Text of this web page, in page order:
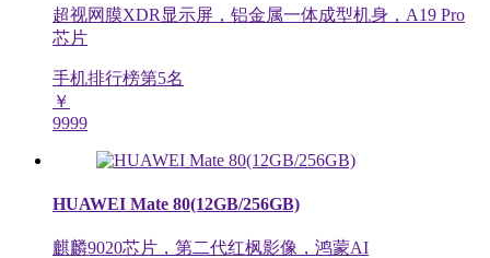
超视网膜XDR显示屏，铝金属一体成型机身，A19 Pro
芯片
手机排行榜第5名
￥
9999
HUAWEI Mate 80(12GB/256GB)
麒麟9020芯片，第二代红枫影像，鸿蒙AI